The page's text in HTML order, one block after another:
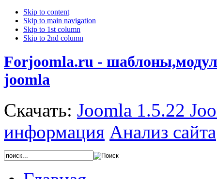
Skip to content
Skip to main navigation
Skip to 1st column
Skip to 2nd column
Forjoomla.ru -
joomla
Скачать: Joomla 1.5.22
информация Анализ сайта